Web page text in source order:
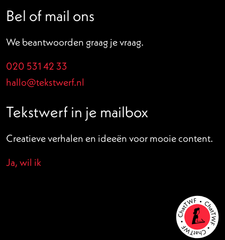
Bel of mail ons
We beantwoorden graag je vraag.
020 531 42 33
hallo@tekstwerf.nl
Tekstwerf in je mailbox
Creatieve verhalen en ideeën voor mooie content.
Ja, wil ik